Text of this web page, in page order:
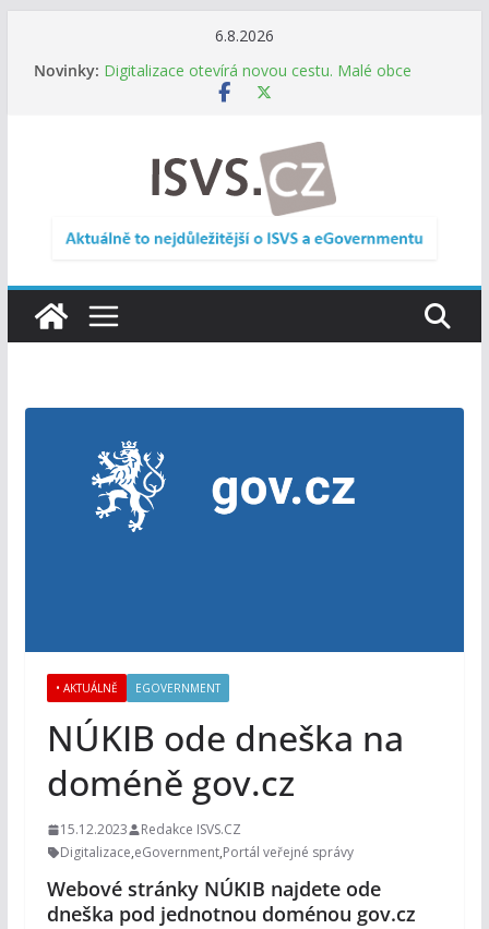
6.8.2026
Novinky:
Informace o obcích vždy po ruce. SMS ČR spouští
novou mobilní aplikaci
Digitalizace otevírá novou cestu. Malé obce
veřejnost do testování digitálních služeb
DIA: Informační systém dlouhodobého řízení
(ISDŘ) je od července v plném provozu
RVIS – Výbor pro architekturu a řízení ICT
zveřejnil materiály z nového jednání
• AKTUÁLNĚ EGOVERNMENT
NÚKIB ode dneška na
doméně gov.cz
15.12.2023
Redakce ISVS.CZ
Digitalizace,eGovernment,Portál veřejné správy
Webové stránky NÚKIB najdete ode
dneška pod jednotnou doménou gov.cz